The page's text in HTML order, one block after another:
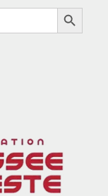
Search Button